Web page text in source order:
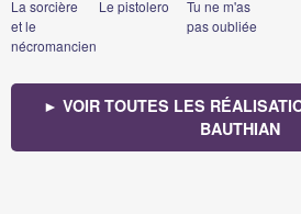
La sorcière
et le
nécromancien
Le pistolero
Tu ne m'as
pas oubliée
► VOIR TOUTES LES
BAUTHIAN